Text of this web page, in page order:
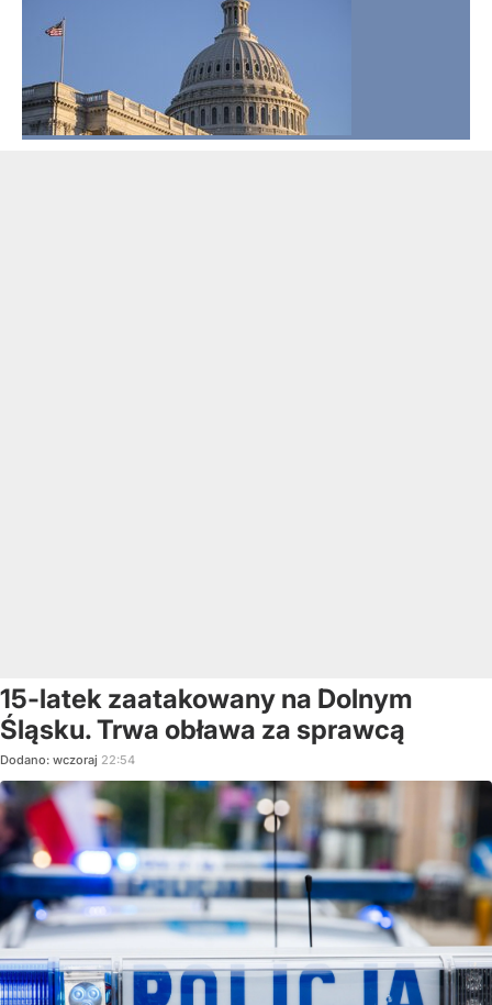
15-latek zaatakowany na Dolnym
Śląsku. Trwa obława za sprawcą
Dodano: wczoraj 22:54